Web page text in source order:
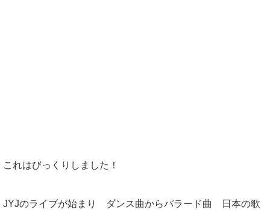
これはびっくりしました！
JYJのライブが始まり ダンス曲からバラード曲 日本の歌